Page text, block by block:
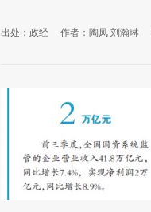
出处：政经 作者：陶凤 刘瀚琳